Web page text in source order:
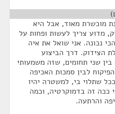
מוכשרת מאוד, אבל היא
מדוע צריך לעשות ופחות על
נכונה. אני שואל את איה
הצידוק. דרך הביצוע
שני תחומים, שזה משמעותי
לבין סמכות האכיפה
שתלוי בי, למשטרה יהיו
ככה זה בדמוקרטיה, וכמה
והרתעה.